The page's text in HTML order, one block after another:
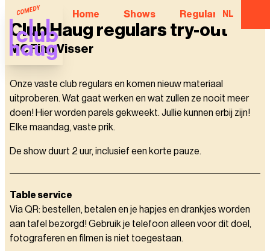
Home Shows Regular NL
Club Haug regulars try-out
MC Finn Visser
Onze vaste club regulars en komen nieuw materiaal
uitproberen. Wat gaat werken en wat zullen ze nooit meer
doen! Hier worden parels gekweekt. Jullie kunnen erbij zijn!
Elke maandag, vaste prik.
De show duurt 2 uur, inclusief een korte pauze.
Table service
Via QR: bestellen, betalen en je hapjes en drankjes worden
aan tafel bezorgd! Gebruik je telefoon alleen voor dit doel,
fotograferen en filmen is niet toegestaan.